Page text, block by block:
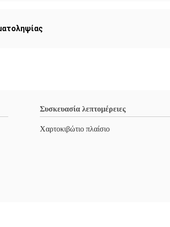
Συσκευασία λεπτομέρειες
Χαρτοκιβώτιο πλαίσιο